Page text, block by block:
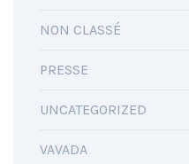
NON CLASSÉ
PRESSE
UNCATEGORIZED
VAVADA